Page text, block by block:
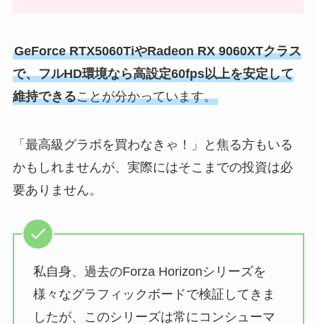
GeForce RTX5060TiやRadeon RX 9060XTクラス
で、フルHD環境なら高設定60fps以上を安定して
維持できることが分かっています。
「最高級グラボを買わなきゃ！」と焦る方もいる
かもしれませんが、実際にはそこまでの投資は必
要ありません。
私自身、過去のForza Horizonシリーズを
様々なグラフィックボードで検証してきま
したが、このシリーズは常にコンシューマ